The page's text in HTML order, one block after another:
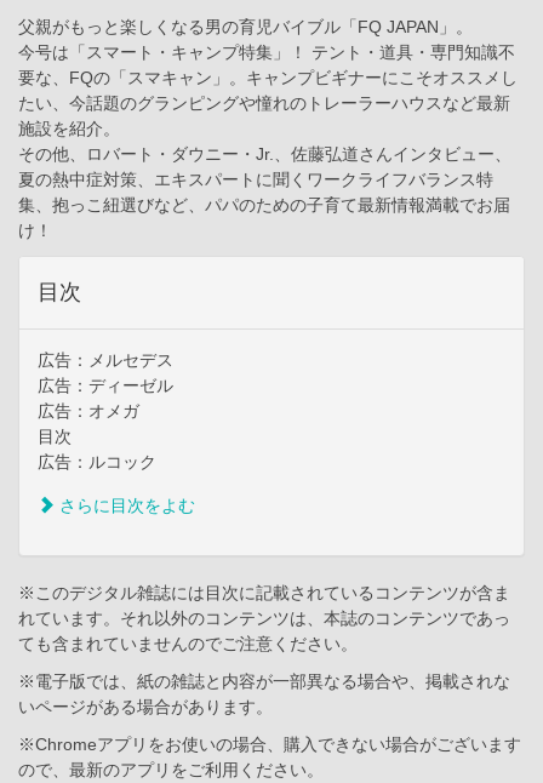
父親がもっと楽しくなる男の育児バイブル「FQ JAPAN」。
今号は「スマート・キャンプ特集」！ テント・道具・専門知識不
要な、FQの「スマキャン」。キャンプビギナーにこそオススメし
たい、今話題のグランピングや憧れのトレーラーハウスなど最新
施設を紹介。
その他、ロバート・ダウニー・Jr.、佐藤弘道さんインタビュー、
夏の熱中症対策、エキスパートに聞くワークライフバランス特
集、抱っこ紐選びなど、パパのための子育て最新情報満載でお届
け！
目次
広告：メルセデス
広告：ディーゼル
広告：オメガ
目次
広告：ルコック
さらに目次をよむ
※このデジタル雑誌には目次に記載されているコンテンツが含ま
れています。それ以外のコンテンツは、本誌のコンテンツであっ
ても含まれていませんのでご注意ください。
※電子版では、紙の雑誌と内容が一部異なる場合や、掲載されな
いページがある場合があります。
※Chromeアプリをお使いの場合、購入できない場合がございます
ので、最新のアプリをご利用ください。